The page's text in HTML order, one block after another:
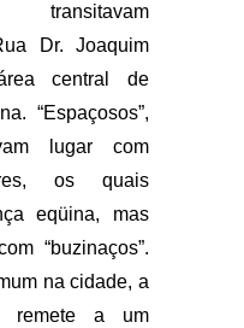
Dr. Joaquim
central de
“Espaçosos”,
lugar com
os quais
eqüina, mas
“buzinaços”.
na cidade, a
remete a um